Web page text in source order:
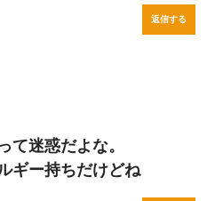
返信する
て迷惑だよな。
ギー持ちだけどね